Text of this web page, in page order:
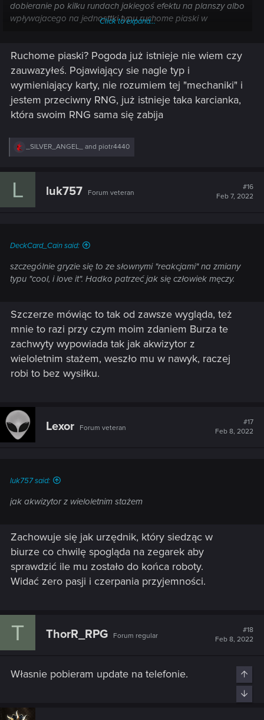
dobieranie po kilku rundach jakiegoś efektu na planszy albo
wpływajacego na jednosttki typu ruchome piaski w
wymieniajacy pojedynczą karte w rekach obu graczy. Taki
troche luźny pomysl ale myśle gra nabralaby świeżości
ponieważ według mnie największym problemem w gwincie
jest stagnacja i powtarzalność a coś takiego zmusiłoby
graczy do dostosowywania się do sytuacji i myślenia
zamiast mechanicznego wywalania kart po koleii tak jak
wypuszczeniu nowych kart traci szybko tą świeżość.
Click to expand...
Ruchome piaski? Pogoda już istnieje nie wiem czy
zauwazyłeś. Pojawiający sie nagle typ i
wymieniający karty, nie rozumiem tej "mechaniki" i
jestem przeciwny RNG, już istnieje taka karcianka,
która swoim RNG sama się zabija
c
_SILVER_ANGEL_ and piotr4440
L luk757 Forum veteran
#16
Feb 7, 2022
DeckCard_Cain said:
szczególnie gryzie się to ze słownymi "reakcjami" na zmiany
typu "cool, i love it". Hadko patrzeć jak się człowiek męczy.
Szczerze mówiąc to tak od zawsze wygląda, też
mnie to razi przy czym moim zdaniem Burza te
zachwyty wypowiada tak jak akwizytor z
wieloletnim stażem, weszło mu w nawyk, raczej
robi to bez wysiłku.
Lexor Forum veteran
#17
Feb 8, 2022
luk757 said:
jak akwizytor z wieloletnim stażem
Zachowuje się jak urzędnik, który siedząc w
biurze co chwilę spogląda na zegarek aby
sprawdzić ile mu zostało do końca roboty.
Widać zero pasji i czerpania przyjemności.
T ThorR_RPG Forum regular
#18
Feb 8, 2022
Własnie pobieram update na telefonie. Top